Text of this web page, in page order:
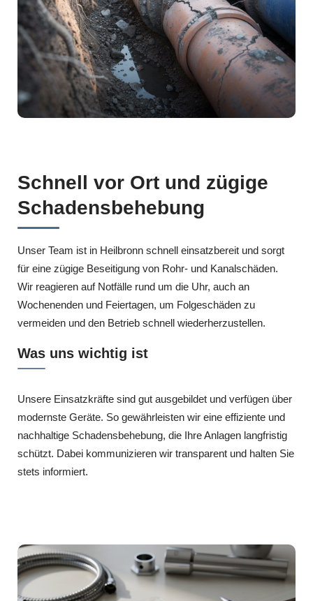
Schnell vor Ort und zügige
Schadensbehebung
Unser Team ist in Heilbronn schnell einsatzbereit und sorgt
für eine zügige Beseitigung von Rohr- und Kanalschäden.
Wir reagieren auf Notfälle rund um die Uhr, auch an
Wochenenden und Feiertagen, um Folgeschäden zu
vermeiden und den Betrieb schnell wiederherzustellen.
Was uns wichtig ist
Unsere Einsatzkräfte sind gut ausgebildet und verfügen über
modernste Geräte. So gewährleisten wir eine effiziente und
nachhaltige Schadensbehebung, die Ihre Anlagen langfristig
schützt. Dabei kommunizieren wir transparent und halten Sie
stets informiert.